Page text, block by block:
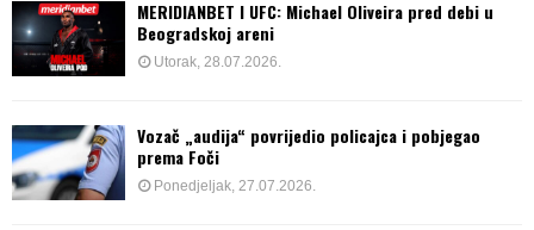
MERIDIANBET I UFC: Michael Oliveira pred debi u
Beogradskoj areni
Utorak, 28.07.2026.
Vozač „audija“ povrijedio policajca i pobjegao
prema Foči
Ponedjeljak, 27.07.2026.